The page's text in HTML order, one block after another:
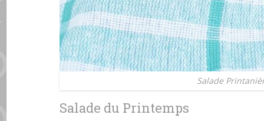
Salade
Salade du Printemps